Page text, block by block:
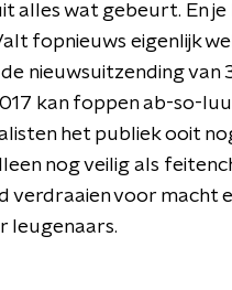
alles wat gebeurt. En
fopnieuws eigenlijk
nieuwsuitzending van
kan foppen ab-so-
het publiek ooit
nog veilig als
verdraaien voor macht
leugenaars.